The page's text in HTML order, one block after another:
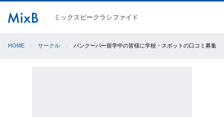
ミックスビークラシファイド
HOME サークル バンクーバー留学中の皆様に学校・スポットの口コミ募集中